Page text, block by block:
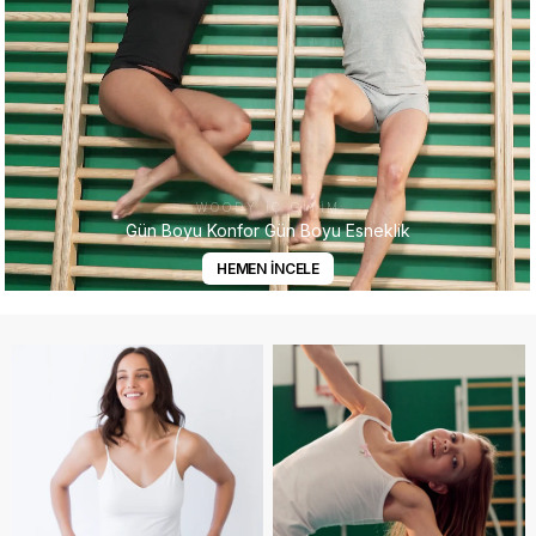
WOODY İÇ GİYİM
Gün Boyu Konfor Gün Boyu Esneklik
HEMEN İNCELE